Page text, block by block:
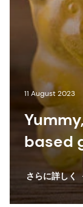
11 August 2023
based
さらに詳しく